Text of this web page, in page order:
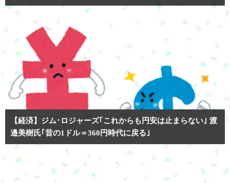
【経済】ジム･ロジャーズ｢これからも円安は止まらない｣ 渡
邉美樹氏｢昔の1ドル＝360円時代に戻る｣